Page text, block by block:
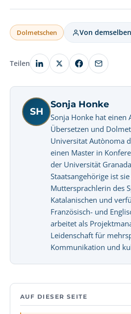
Dolmetschen Von
Teilen
SH
Sonja Honke
Sonja Honke hat einen
Übersetzen und
Universitat Autònoma
einen Master in
der Universität
Staatsangehörige ist
Muttersprachlerin des
Katalanischen und
Französisch- und
arbeitet als
Leidenschaft für
Kommunikation und
AUF DIESER SEITE